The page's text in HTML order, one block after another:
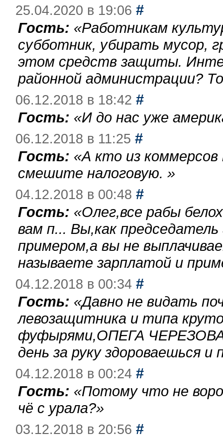
25.04.2020 в 19:06 #
Гость: «Работникам
субботник, убирать мусор,
этом средств защиты.
районной администрации?
06.12.2018 в 18:42 #
Гость: «И до нас уже
06.12.2018 в 11:25 #
Гость: «А кто из
смешите налоговую. »
04.12.2018 в 00:48 #
Гость: «Олег,все рабы
вам п... Вы,как
примером,а вы не
называете зарплатой и
04.12.2018 в 00:34 #
Гость: «Давно не видать
левозащитника и типа
фуфырями,ОПЕГА
день за руку здороваешься
04.12.2018 в 00:24 #
Гость: «Потому что не
чё с урала?»
03.12.2018 в 20:56 #